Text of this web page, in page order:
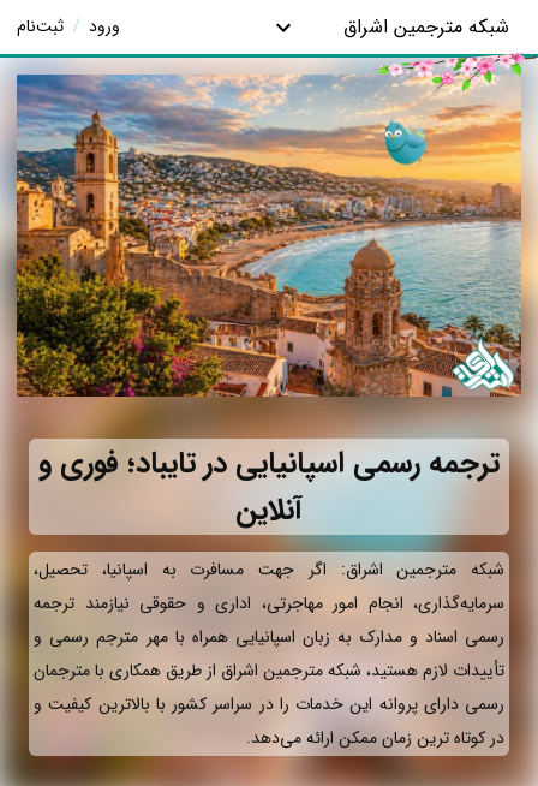
شبکه مترجمین اشراق ورود / ثبت‌نام
ترجمه رسمی اسپانیایی در تایباد؛ فوری و
آنلاین
شبکه مترجمین اشراق: اگر جهت مسافرت به اسپانیا، تحصیل،
سرمایه‌گذاری، انجام امور مهاجرتی، اداری و حقوقی نیازمند ترجمه
رسمی اسناد و مدارک به زبان اسپانیایی همراه با مهر مترجم رسمی و
تأییدات لازم هستید، شبکه مترجمین اشراق از طریق همکاری با مترجمان
رسمی دارای پروانه این خدمات را در سراسر کشور با بالاترین کیفیت و
در کوتاه ترین زمان ممکن ارائه می‌دهد.